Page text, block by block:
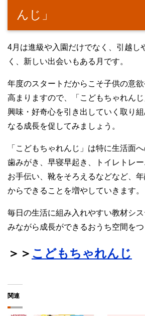
んじ」
4月は進級や入園だけでなく、引越し
く、新しい出会いもある月です。
年度のスタートだからこそ子供の意
高まりますので、「こどもちゃれん
興味・好奇心を引き出していく取り
なる成長を促してみましょう。
「こどもちゃれんじ」は特に生活面
歯みがき、早寝早起き、トイレトレー
お手伝い、靴をそろえるなどなど、
からできることを増やしていきます。
毎日の生活に組み入れやすい教材シ
みながら成長ができるおうち空間をつ
＞＞ こどもちゃれんじ
関連